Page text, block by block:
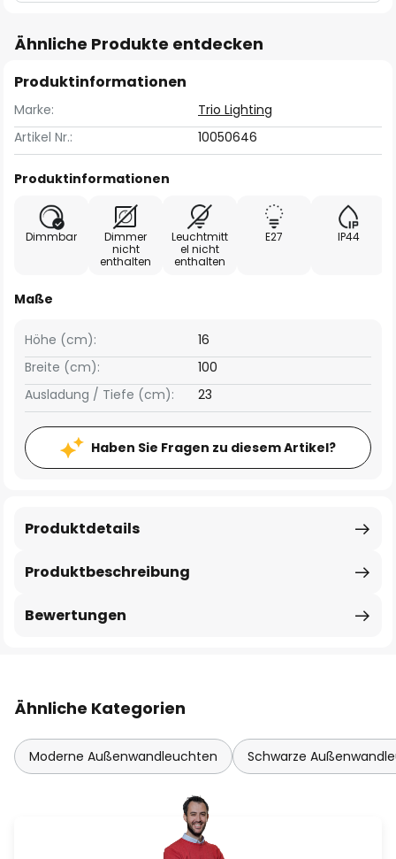
Ähnliche Produkte entdecken
Produktinformationen
Marke:
Trio Lighting
Artikel Nr.:
10050646
Produktinformationen
Dimmbar
Dimmer
nicht
enthalten
Leuchtmitt
el nicht
enthalten
E27 IP44
Maße
Breite (cm): 100
Höhe (cm): 16
Ausladung / Tiefe (cm): 23
Haben Sie Fragen zu diesem Artikel?
Produktbeschreibung
Produktdetails
Bewertungen
Ähnliche Kategorien
Moderne Außenwandleuchten Schwarze